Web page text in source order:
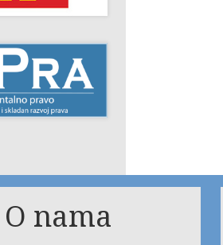
O nama